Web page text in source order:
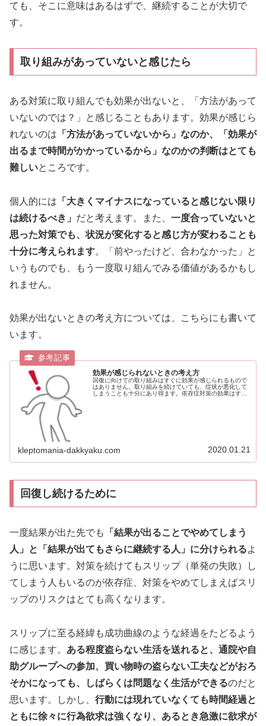
ても、そこに意味はあるはずで、継続することが大切で
す。
取り組みがあっていないと感じたら
ある対策に取り組んでも効果が出ないと、「方法があって
いないのでは？」と感じることもあります。効果が感じら
れないのは 「方法があっていないから」なのか、「効果が
出るまで時間がかかっているから」なのかの判断はとても
難しいところです。
個人的には 「大きくマイナスになっていると感じない限り
は続けるべき」 だと考えます。また、 一度合っていないと
思った対策でも、状況が変化すると感じ方が変わることも
十分に考えられます。「前やったけど、合わなかった」と
いうものでも、もう一度取り組んでみる価値があるかもし
れません。
効果が出ないときの考え方については、こちらにも書いて
います。
効果が感じられないときの考え方
回復に向けての取り組みはすぐに効果が感じられるもので
はありません。取り組みを続けていても、症状が悪化して
しまうことも十分にあり得ます。依存症対策の効果はすぐ
kleptomania-dakkyaku.com 2020.01.21
回復し続けるために
一度結果が出た先でも
「結果が出ることでやめてしまう
人」と「結果が出てもさらに継続する人」に分けられるよ
うに思います。対策を続けてもスリップ（単発の失敗）し
てしまう人もいるのが依存症、対策をやめてしまえばスリ
ップのリスクはとても高くなります。
スリップに至る経緯も成功曲線のような経過をたどるよう
に感じます。 ある程度盗らない生活を送れると、通院や自
助グループへの参加、買い物時の盗らない工夫などがおろ
そかになっても、しばらくは問題なく生活ができるのだと
思います。しかし、 行動には現れていなくても時間経過と
ともに徐々に行為欲求は強くなり、あるとき急激に欲求が